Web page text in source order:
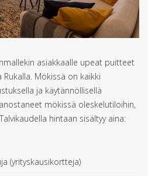
asiakkaalle upeat puitteet
Mökissä on kaikki
ja käytännöllisellä
mökissä oleskelutiloihin,
hintaan sisältyy aina:
(yrityskausikortteja)